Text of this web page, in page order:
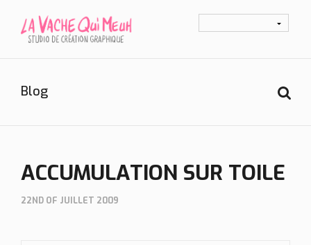
Blog
ACCUMULATION SUR TOILE
22ND OF JUILLET 2009